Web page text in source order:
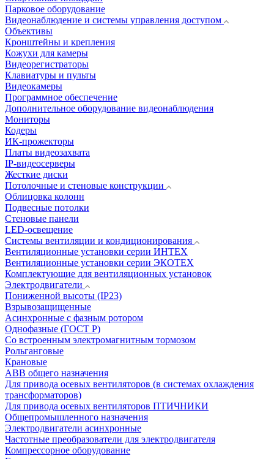
Парковое оборудование
Видеонаблюдение и системы управления доступом
Объективы
Кронштейны и крепления
Кожухи для камеры
Видеорегистраторы
Клавиатуры и пульты
Видеокамеры
Программное обеспечение
Дополнительное оборудование видеонаблюдения
Мониторы
Кодеры
ИК-прожекторы
Платы видеозахвата
IP-видеосерверы
Жесткие диски
Потолочные и стеновые конструкции
Облицовка колонн
Подвесные потолки
Стеновые панели
LED-освещение
Системы вентиляции и кондиционирования
Вентиляционные установки серии ИНТЕХ
Вентиляционные установки серии ЭКОТЕХ
Комплектующие для вентиляционных установок
Электродвигатели
Пониженной высоты (IP23)
Взрывозащищенные
Асинхронные с фазным ротором
Однофазные (ГОСТ Р)
Со встроенным электромагнитным тормозом
Рольганговые
Крановые
АВВ общего назначения
Для привода осевых вентиляторов (в системах охлаждения
трансформаторов)
Для привода осевых вентиляторов ПТИЧНИКИ
Общепромышленного назначения
Электродвигатели асинхронные
Частотные преобразователи для электродвигателя
Компрессорное оборудование